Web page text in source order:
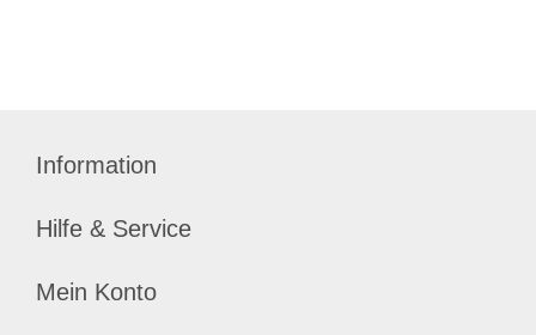
Information
Hilfe & Service
Mein Konto